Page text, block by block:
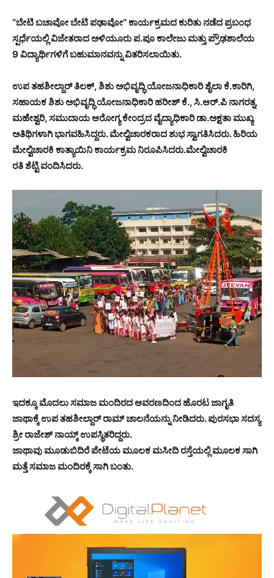
“ಬೇಟಿ ಬಚಾವೋ ಬೇಟಿ ಪಢಾವೋ” ಕಾರ್ಯಕ್ರಮದ ಕುರಿತು ನಡೆದ ಪ್ರಬಂಧ
ಸ್ಪರ್ಧೆಯಲ್ಲಿ ವಿಜೇತರಾದ ಅಳಿಯೂರು ಪ.ಪೂ ಕಾಲೇಜು ಮತ್ತು ಪ್ರೌಢಶಾಲೆಯ
9 ವಿದ್ಯಾರ್ಥಿಗಳಿಗೆ ಬಹುಮಾನವನ್ನು ವಿತರಿಸಲಾಯಿತು.
ಉಪ ತಹಶೀಲ್ದಾರ್ ತಿಲಕ್, ಶಿಶು ಅಭಿವೃದ್ಧಿ ಯೋಜನಾಧಿಕಾರಿ ಶೈಲಾ ಕೆ.ಕಾರಿಗಿ,
ಸಹಾಯಕ ಶಿಶು ಅಭಿವೃದ್ಧಿ ಯೋಜನಾಧಿಕಾರಿ ಹರೀಶ್ ಕೆ., ಸಿ.ಆರ್.ಪಿ ನಾಗರತ್ನ,
ಮಹೇಶ್ವರಿ, ಸಮುದಾಯ ಆರೋಗ್ಯ ಕೇಂದ್ರದ ವೈದ್ಯಾಧಿಕಾರಿ ಡಾ.ಅಕ್ಷತಾ ಮುಖ್ಯ
ಅತಿಥಿಗಳಾಗಿ ಭಾಗವಹಿಸಿದ್ದರು. ಮೇಲ್ವಿಚಾರಕರಾದ ಶುಭ ಸ್ವಾಗತಿಸಿದರು. ಹಿರಿಯ
ಮೇಲ್ವಿಚಾರಕಿ ಕಾತ್ಯಾಯಿನಿ ಕಾರ್ಯಕ್ರಮ ನಿರೂಪಿಸಿದರು.ಮೇಲ್ವಿಚಾರಕಿ
ರತಿ ಶೆಟ್ಟಿ ವಂದಿಸಿದರು.
ಇದಕ್ಕೂ ಮೊದಲು ಸಮಾಜ ಮಂದಿರದ ಆವರಣದಿಂದ ಹೊರಟ ಜಾಗೃತಿ
ಜಾಥಾಕ್ಕೆ ಉಪ ತಹಶೀಲ್ದಾರ್ ರಾಮ್ ಚಾಲನೆಯನ್ನು ನೀಡಿದರು. ಪುರಸಭಾ ಸದಸ್ಯ
ಶ್ರೀ ರಾಜೇಶ್ ನಾಯ್ಕ್ ಉಪಸ್ಥಿತರಿದ್ದರು.
ಜಾಥಾವು ಮೂಡುಬಿದಿರೆ ಪೇಟೆಯ ಮೂಲಕ ಮಸೀದಿ ರಸ್ತೆಯಲ್ಲಿ ಮೂಲಕ ಸಾಗಿ
ಮತ್ತೆ ಸಮಾಜ ಮಂದಿರಕ್ಕೆ ಸಾಗಿ ಬಂತು.